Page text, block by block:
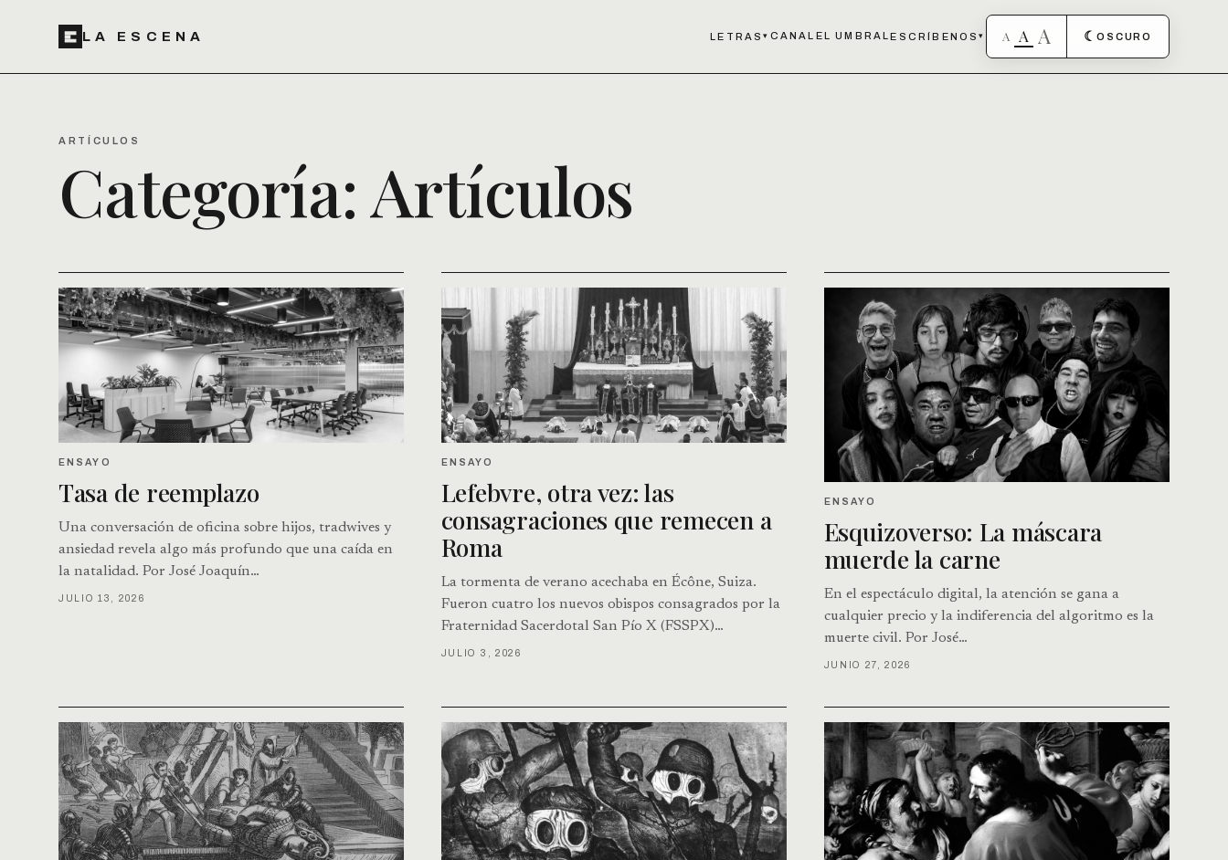
LA ESCENA LETRAS▾ CANAL EL UMBRALESCRÍBENOS▾ A A A ☾OSCURO
ARTÍCULOS
Categoría:Artículos
ENSAYO
Tasa de reemplazo
Una conversación de oficina sobre hijos, tradwives y
ansiedad revela algo más profundo que una caída en
la natalidad. Por José Joaquín…
JULIO 13, 2026
ENSAYO
Lefebvre, otra vez: las
consagraciones que remecen a
Roma
La tormenta de verano acechaba en Écône, Suiza.
Fueron cuatro los nuevos obispos consagrados por la
Fraternidad Sacerdotal San Pío X (FSSPX)…
JULIO 3, 2026
ENSAYO
Esquizoverso: La máscara
muerde la carne
En el espectáculo digital, la atención se gana a
cualquier precio y la indiferencia del algoritmo es la
muerte civil. Por José…
JUNIO 27, 2026